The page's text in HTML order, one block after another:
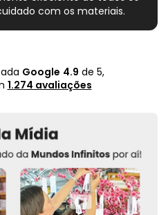
com os materiais.
Google 4.9 de 5,
1.274 avaliações